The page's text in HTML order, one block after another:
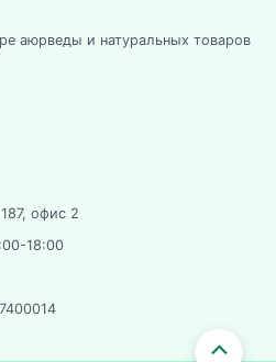
аюрведы и натуральных товаров
офис 2
18:00